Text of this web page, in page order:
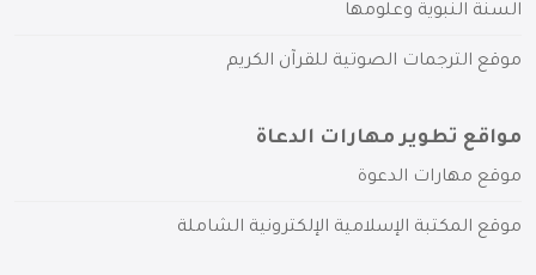
السنة النبوية وعلومها
موقع الترجمات الصوتية للقرآن الكريم
مواقع تطوير مهارات الدعاة
موقع مهارات الدعوة
موقع المكتبة الإسلامية الإلكترونية الشاملة